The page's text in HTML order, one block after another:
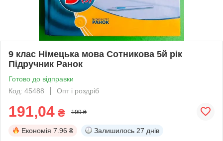
9 клас Німецька мова Сотникова 5й рік
Підручник Ранок
Готово до відправки
Код: 45488
Опт і роздріб
191,04 ₴ 199 ₴
Економія 7.96 ₴ Залишилось 27 днів